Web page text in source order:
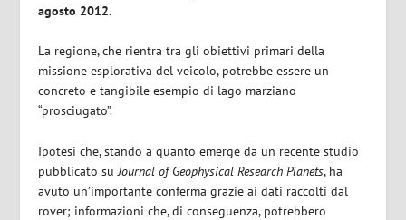
agosto 2012.
La regione, che rientra tra gli obiettivi primari della
missione esplorativa del veicolo, potrebbe essere un
concreto e tangibile esempio di lago marziano
“prosciugato”.
Ipotesi che, stando a quanto emerge da un recente studio
pubblicato suJournal of Geophysical Research Planets, ha
avuto un’importante conferma grazie ai dati raccolti dal
rover; informazioni che, di conseguenza, potrebbero